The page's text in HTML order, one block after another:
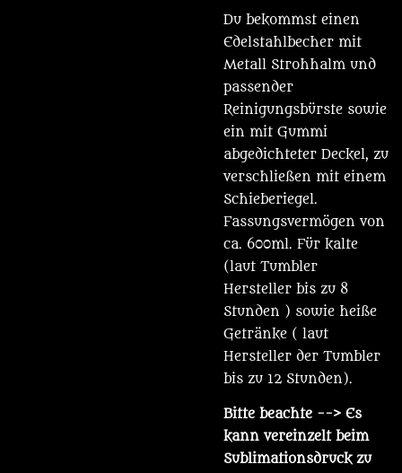
Du bekommst einen
Edelstahlbecher mit
Metall Strohhalm und
passender
Reinigungsbürste sowie
ein mit Gummi
abgedichteter Deckel, zu
verschließen mit einem
Schieberiegel.
Fassungsvermögen von
ca. 600ml. Für kalte
(laut Tumbler
Hersteller bis zu 8
Stunden ) sowie heiße
Getränke ( laut
Hersteller der Tumbler
bis zu 12 Stunden).
Bitte beachte --> Es
kann vereinzelt beim
Sublimationsdruck zu